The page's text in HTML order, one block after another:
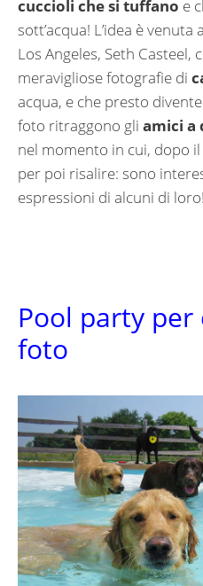
cuccioli che si tuffano e
sott’acqua! L’idea è
Los Angeles, Seth Casteel,
meravigliose fotografie di
acqua, e che presto
foto ritraggono gli amici a
nel momento in cui, dopo
per poi risalire: sono
espressioni di alcuni di loro!
Pool party per
foto